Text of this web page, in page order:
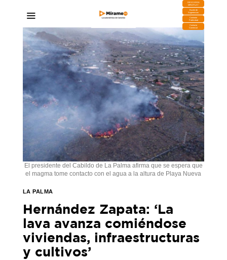
DESCARGA
MIRAPLAY
Buzón de
Sugerencias
Contratar
Publicidad
Contacto
Comercial
El presidente del Cabildo de La Palma afirma que se espera que
el magma tome contacto con el agua a la altura de Playa Nueva
LA PALMA
Hernández Zapata: ‘La
lava avanza comiéndose
viviendas, infraestructuras
y cultivos’